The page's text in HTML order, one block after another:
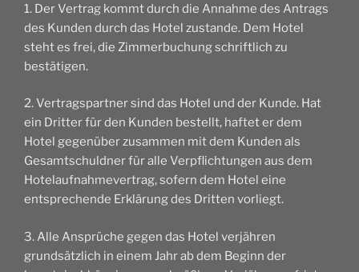
1. Der Vertrag kommt durch die Annahme des Antrags
des Kunden durch das Hotel zustande. Dem Hotel
steht es frei, die Zimmerbuchung schriftlich zu
bestätigen.
2. Vertragspartner sind das Hotel und der Kunde. Hat
ein Dritter für den Kunden bestellt, haftet er dem
Hotel gegenüber zusammen mit dem Kunden als
Gesamtschuldner für alle Verpflichtungen aus dem
Hotelaufnahmevertrag, sofern dem Hotel eine
entsprechende Erklärung des Dritten vorliegt.
3. Alle Ansprüche gegen das Hotel verjähren
grundsätzlich in einem Jahr ab dem Beginn der